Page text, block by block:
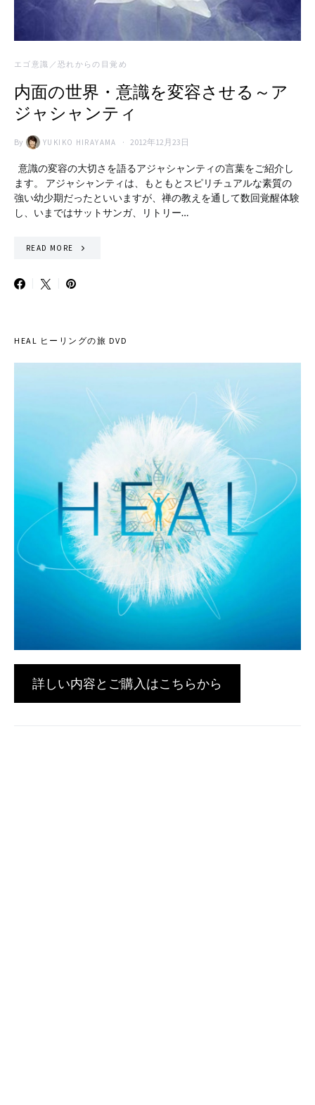
エゴ意識／恐れからの目覚め
内面の世界・意識を変容させる～ア
ジャシャンティ
By YUKIKO HIRAYAMA 2012年12月23日
意識の変容の大切さを語るアジャシャンティの言葉をご紹介し
ます。 アジャシャンティは、もともとスピリチュアルな素質の
強い幼少期だったといいますが、禅の教えを通して数回覚醒体験
し、いまではサットサンガ、リトリー…
READ MORE
HEAL ヒーリングの旅 DVD
詳しい内容とご購入はこちらから